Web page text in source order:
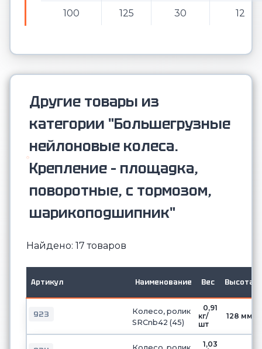
100 125 30 12
Другие товары из
категории "Большегрузные
нейлоновые колеса.
Крепление – площадка,
поворотные, с тормозом,
шарикоподшипник"
Найдено: 17 товаров
Артикул Наименование Вес Высота
923
Колесо, ролик
SRCnb42 (45)
0,91
кг/
шт
128 мм
1,03